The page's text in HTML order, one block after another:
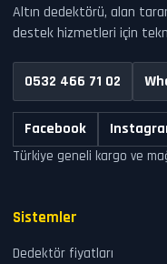
Altın dedektörü, alan
destek hizmetleri için
0532 466 71 02
Facebook
Türkiye geneli kargo ve
Sistemler
Dedektör fiyatları